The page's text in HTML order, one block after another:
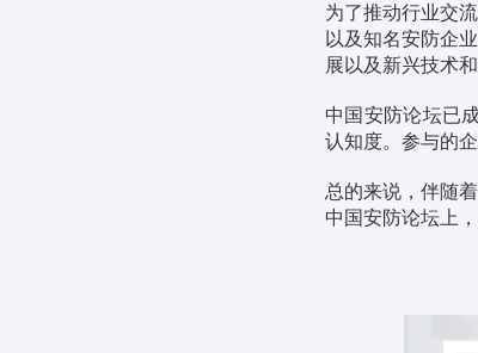
为了推动行业交
以及知名安防企
展以及新兴技术
中国安防论坛已
认知度。参与的
总的来说，伴随
中国安防论坛上